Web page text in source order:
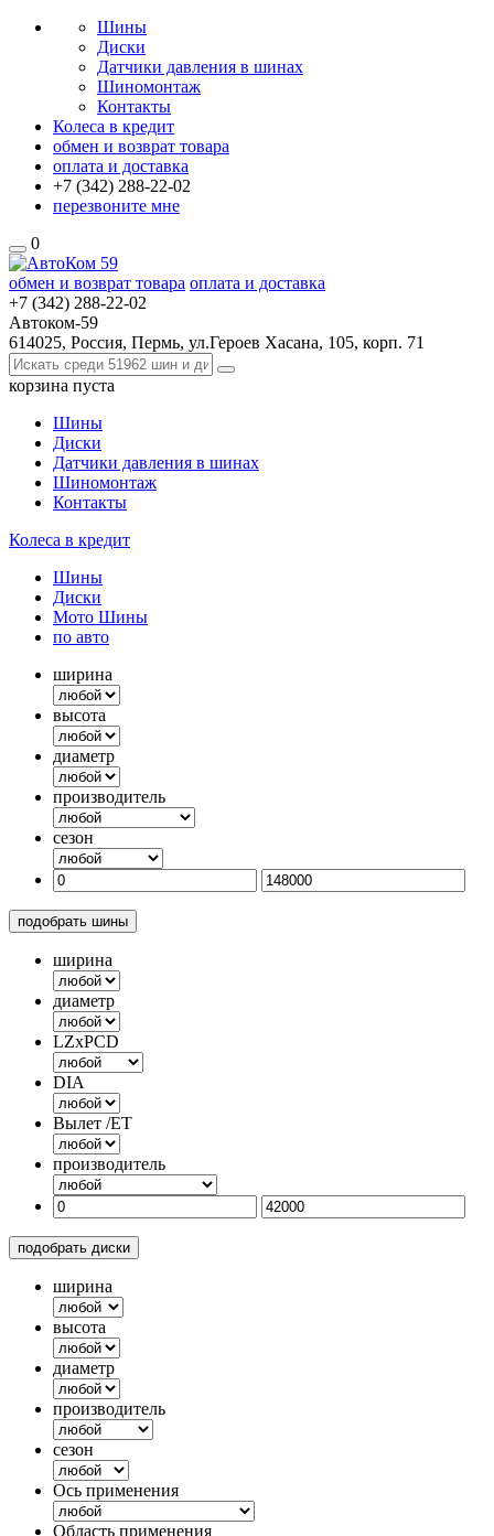
Шины
Диски
Датчики давления в шинах
Шиномонтаж
Контакты
Колеса в кредит
обмен и возврат товара
оплата и доставка
+7 (342) 288-22-02
перезвоните мне
0
обмен и возврат товара оплата и доставка
+7 (342) 288-22-02
Автоком-59
614025, Россия, Пермь, ул.Героев Хасана, 105, корп. 71
корзина пуста
Шины
Диски
Датчики давления в шинах
Шиномонтаж
Контакты
Колеса в кредит
Шины
Диски
Мото Шины
по авто
ширина
высота
диаметр
производитель
сезон
подобрать шины
ширина
диаметр
LZxPCD
DIA
Вылет /ET
производитель
подобрать диски
ширина
высота
диаметр
производитель
сезон
Ось применения
Область применения